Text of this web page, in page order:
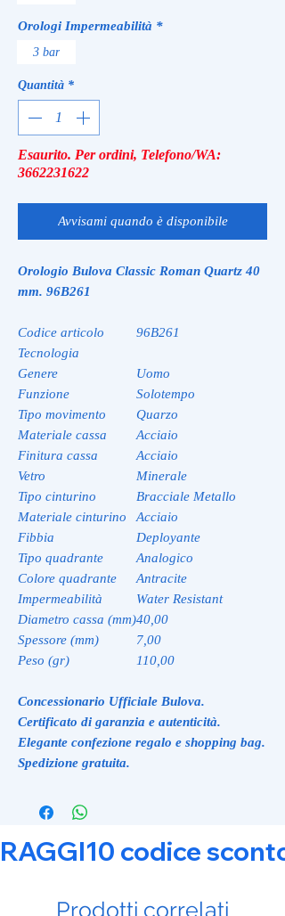
Orologi Impermeabilità *
3 bar
Quantità *
Esaurito. Per ordini, Telefono/WA:
3662231622
Avvisami quando è disponibile
Orologio Bulova Classic Roman Quartz 40
mm. 96B261
Codice articolo
96B261
Tecnologia
Genere
Uomo
Funzione
Solotempo
Tipo movimento
Quarzo
Materiale cassa
Acciaio
Finitura cassa
Acciaio
Vetro
Minerale
Tipo cinturino
Bracciale Metallo
Materiale cinturino
Acciaio
Fibbia
Deployante
Tipo quadrante
Analogico
Colore quadrante
Antracite
Impermeabilità
Water Resistant
Diametro cassa (mm)40,00
Spessore (mm)
7,00
Peso (gr)
110,00
Concessionario Ufficiale Bulova.
Certificato di garanzia e autenticità.
Elegante confezione regalo e shopping bag.
Spedizione gratuita.
RAGGI10 codice
Prodotti correlati